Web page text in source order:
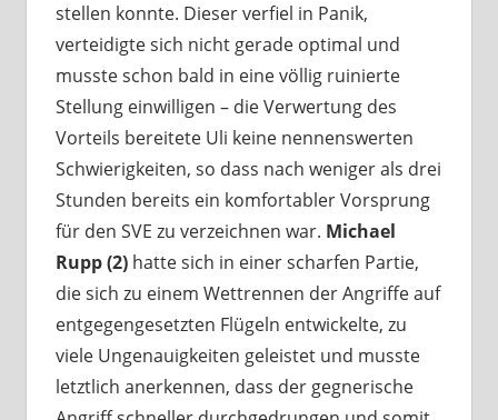
stellen konnte. Dieser verfiel in Panik,
verteidigte sich nicht gerade optimal und
musste schon bald in eine völlig ruinierte
Stellung einwilligen – die Verwertung des
Vorteils bereitete Uli keine nennenswerten
Schwierigkeiten, so dass nach weniger als drei
Stunden bereits ein komfortabler Vorsprung
für den SVE zu verzeichnen war. Michael
Rupp (2) hatte sich in einer scharfen Partie,
die sich zu einem Wettrennen der Angriffe auf
entgegengesetzten Flügeln entwickelte, zu
viele Ungenauigkeiten geleistet und musste
letztlich anerkennen, dass der gegnerische